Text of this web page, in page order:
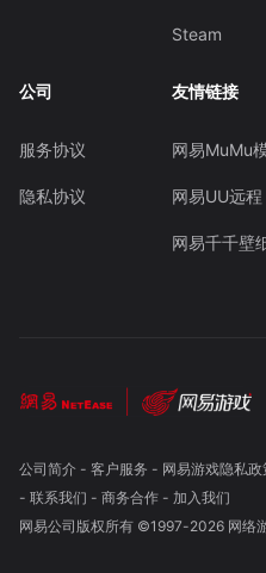
Steam
公司
服务协议
隐私协议
友情链接
网易MuMu
网易UU远程
网易千千壁
公司简介- 客户服务 - 网易游戏隐私
- 联系我们 - 商务合作- 加入我们
网易公司版权所有 ©1997-2026 网络